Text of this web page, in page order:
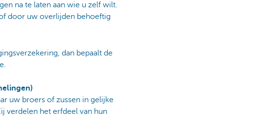
na te laten aan wie u zelf wilt.
door uw overlijden behoeftig
dan bepaalt de
uw broers of zussen in gelijke
verdelen het erfdeel van hun